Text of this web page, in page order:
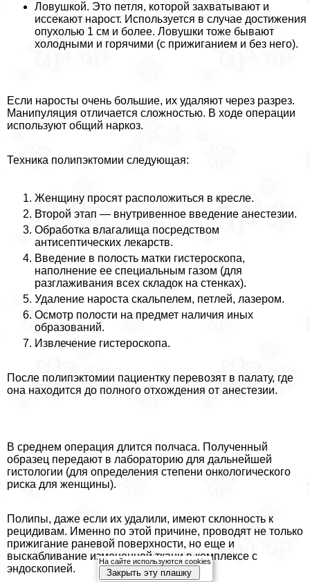
Ловушкой. Это петля, которой захватывают и
иссекают нарост. Используется в случае достижения
опухолью 1 см и более. Ловушки тоже бывают
холодными и горячими (с прижиганием и без него).
Если наросты очень большие, их удаляют через разрез.
Манипуляция отличается сложностью. В ходе операции
используют общий наркоз.
Техника полипэктомии следующая:
Женщину просят расположиться в кресле.
Второй этап — внутривенное введение анестезии.
Обработка влагалища посредством
антисептических лекарств.
Введение в полость матки гистероскопа,
наполнение ее специальным газом (для
разглаживания всех складок на стенках).
Удаление нароста скальпелем, петлей, лазером.
Осмотр полости на предмет наличия иных
образований.
Извлечение гистероскопа.
После полипэктомии пациентку перевозят в палату, где
она находится до полного отхождения от анестезии.
В среднем операция длится полчаса. Полученный
образец передают в лабораторию для дальнейшей
гистологии (для определения степени oнкoлoгического
риска для женщины).
Полипы, даже если их удалили, имеют склонность к
рецидивам. Именно по этой причине, проводят не только
прижигание раневой поверхности, но еще и
выскабливание измененной ткани в комплексе с
эндоскопией.
На сайте используются cookies
Закрыть эту плашку